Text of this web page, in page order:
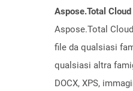
Aspose.Total Cloud
Aspose.Total
file da qualsiasi
qualsiasi altra
DOCX, XPS,